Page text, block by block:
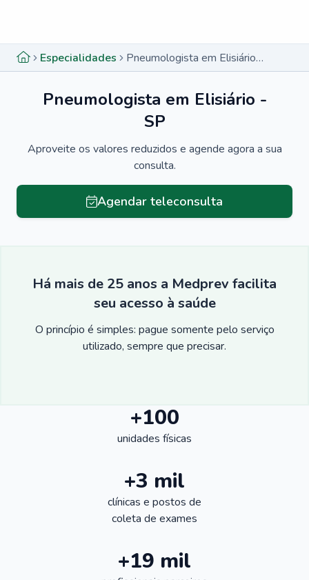
Especialidades Pneumologista em Elisiário - SP
Pneumologista em Elisiário -
SP
Aproveite os valores reduzidos e agende agora a sua
consulta.
Agendar teleconsulta
Há mais de 25 anos a Medprev facilita
seu acesso à saúde
O princípio é simples: pague somente pelo serviço
utilizado, sempre que precisar.
+100
unidades físicas
+3 mil
clínicas e postos de
coleta de exames
+19 mil